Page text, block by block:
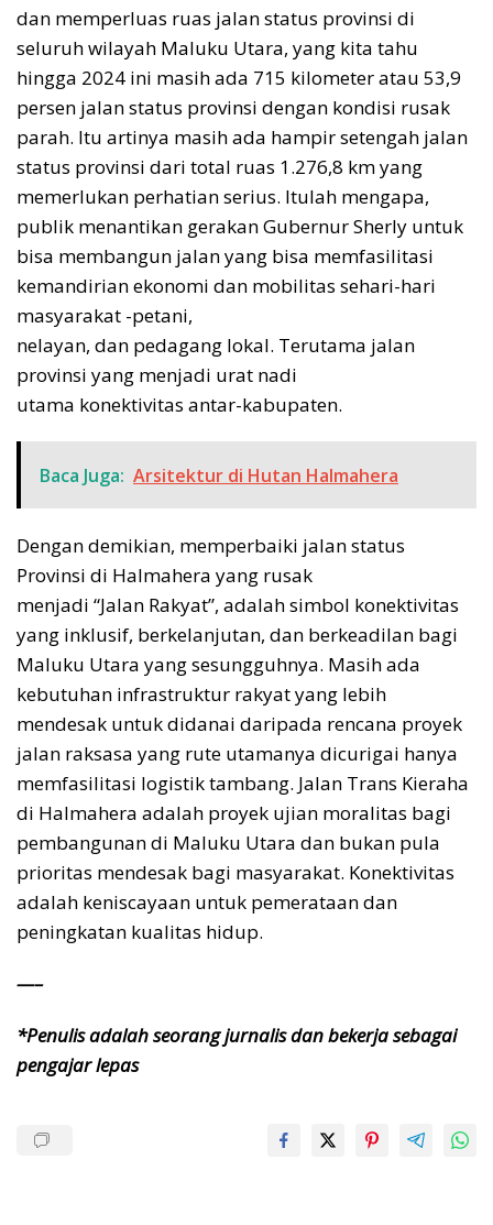
dan memperluas ruas jalan status provinsi di
seluruh wilayah Maluku Utara, yang kita tahu
hingga 2024 ini masih ada 715 kilometer atau 53,9
persen jalan status provinsi dengan kondisi rusak
parah. Itu artinya masih ada hampir setengah jalan
status provinsi dari total ruas 1.276,8 km yang
memerlukan perhatian serius. Itulah mengapa,
publik menantikan gerakan Gubernur Sherly untuk
bisa membangun jalan yang bisa memfasilitasi
kemandirian ekonomi dan mobilitas sehari-hari
masyarakat -petani,
nelayan, dan pedagang lokal. Terutama jalan
provinsi yang menjadi urat nadi
utama konektivitas antar-kabupaten.
Baca Juga: Arsitektur di Hutan Halmahera
Dengan demikian, memperbaiki jalan status
Provinsi di Halmahera yang rusak
menjadi “Jalan Rakyat”, adalah simbol konektivitas
yang inklusif, berkelanjutan, dan berkeadilan bagi
Maluku Utara yang sesungguhnya. Masih ada
kebutuhan infrastruktur rakyat yang lebih
mendesak untuk didanai daripada rencana proyek
jalan raksasa yang rute utamanya dicurigai hanya
memfasilitasi logistik tambang. Jalan Trans Kieraha
di Halmahera adalah proyek ujian moralitas bagi
pembangunan di Maluku Utara dan bukan pula
prioritas mendesak bagi masyarakat. Konektivitas
adalah keniscayaan untuk pemerataan dan
peningkatan kualitas hidup.
—–
*Penulis adalah seorang jurnalis dan bekerja sebagai
pengajar lepas